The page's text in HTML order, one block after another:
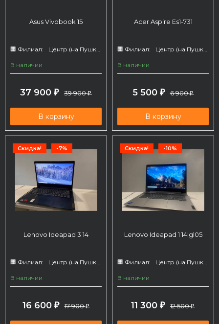
Asus Vivobook 15
🏢 Филиал: Центр (на Пушкина 66)
В наличии
37 900 ₽ 39 900₽
В корзину
Acer Aspire Es1-731
🏢 Филиал: Центр (на Пушкина 66)
В наличии
5 500 ₽ 6 900₽
В корзину
Скидка! -7%
Lenovo Ideapad 3 14
🏢 Филиал: Центр (на Пушкина 66)
В наличии
16 600 ₽ 17 900₽
Скидка! -10%
Lenovo Ideapad 1 14Igl05
🏢 Филиал: Центр (на Пушкина 66)
В наличии
11 300 ₽ 12 500₽